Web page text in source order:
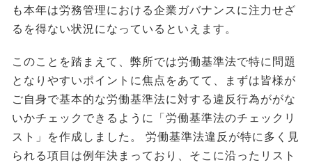
も本年は労務管理における企業ガバナンスに注力せざ
るを得ない状況になっているといえます。
このことを踏まえて、弊所では労働基準法で特に問題
となりやすいポイントに焦点をあてて、まずは皆様が
ご自身で基本的な労働基準法に対する違反行為ががな
いかチェックできるように「労働基準法のチェックリ
スト」を作成しました。 労働基準法違反が特に多く見
られる項目は例年決まっており、そこに沿ったリスト